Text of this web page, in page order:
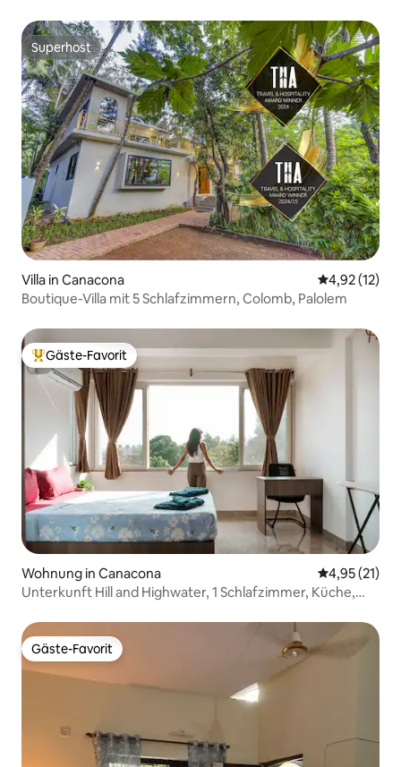
Superhost
Superhost
Villa in Canacona
4,92 (12)
Boutique-Villa mit 5 Schlafzimmern, Colomb, Palolem
Beliebter Gäste-Favorit.
Gäste-Favorit
Wohnung in Canacona
4,95 (21)
Unterkunft Hill and Highwater, 1 Schlafzimmer, Küche,
Gäste-Favorit
Gäste-Favorit